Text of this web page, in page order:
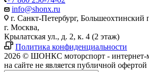
info@shonx.ru
г. Санкт-Петербург, Большеохтинский
г. Москва,
Крылатская ул., д. 2, к. 4 (2 этаж)
Политика конфиденциальности
2026 © ШОНКС моторспорт - интернет-
на сайте не является публичной офертой